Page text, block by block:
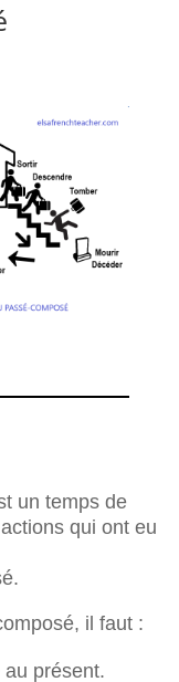
un temps de
qui ont eu
il faut :
au présent.